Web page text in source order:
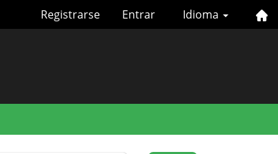
Idioma
Registrarse Entrar